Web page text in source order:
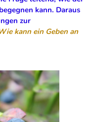
kann. Daraus
zur
kann ein Geben an